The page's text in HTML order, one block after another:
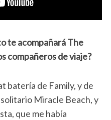
te acompañará The
compañeros de viaje?
batería de Family, y de
Miracle Beach, y
que me había